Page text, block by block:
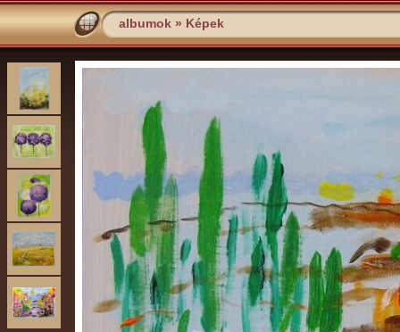
albumok » Képek